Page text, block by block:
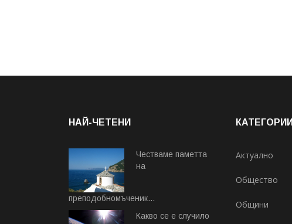
НАЙ-ЧЕТЕНИ
Честваме паметта
на
преподобномъченик...
Август 07, 2026
Какво се е случило
КАТЕГОРИИ
Актуално
Общество
Общини